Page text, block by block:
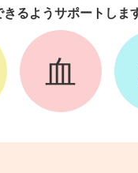
きるようサポートしま
血